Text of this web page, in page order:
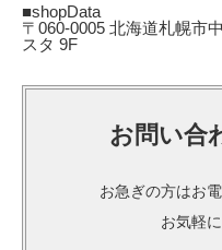
■shopData
〒060-0005 北海道札幌市
スタ 9F
お問い合
お急ぎの方はお
お気軽